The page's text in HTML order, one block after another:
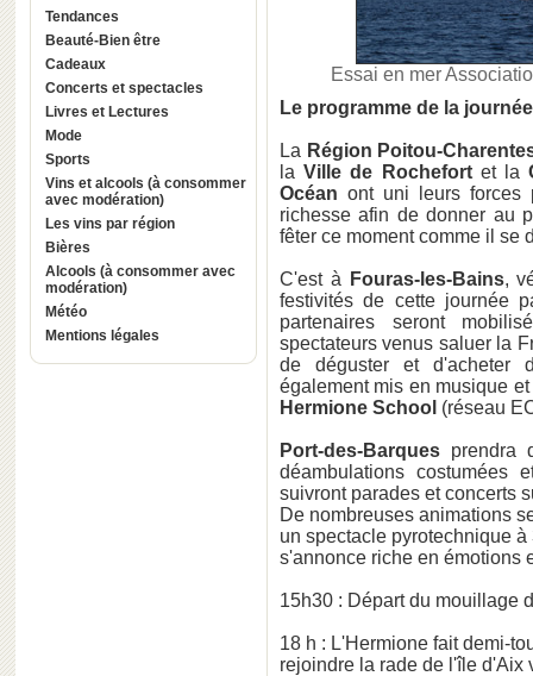
Tendances
Beauté-Bien être
Cadeaux
Concerts et spectacles
Livres et Lectures
Mode
Sports
Vins et alcools (à consommer
avec modération)
Les vins par région
Bières
Alcools (à consommer avec
modération)
Météo
Mentions légales
Essai en mer
Le programme de la
La Région Poitou-
laVille de Rochefortet la
Océan ont uni leurs forces
richesse afin de donner au
fêter ce moment comme il se
C'est à Fouras-les-Bains,
festivités de cette journée
partenaires seront
spectateurs venus saluer la
de déguster et d'acheter
également mis en musique
Hermione School (réseau
Port-des-Barques prendra
déambulations costumées
suivront parades et concerts
De nombreuses animations
un spectacle pyrotechnique
s'annonce riche en émotions
15h30 : Départ du mouillage
18 h : L'Hermione fait demi-
rejoindre la rade de l'île d'Aix